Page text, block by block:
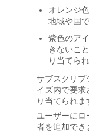
オレンジ
地域や国
紫色のア
きないこ
り当てら
サブスクリプ
イズ内で要求
り当てられま
ユーザーにロ
者を追加でき